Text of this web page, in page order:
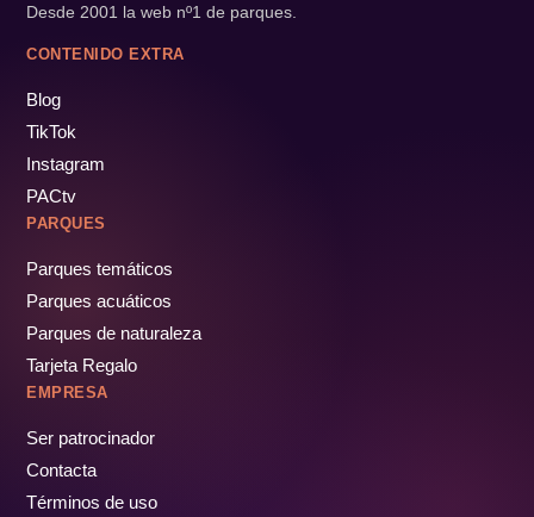
Desde 2001 la web nº1 de parques.
CONTENIDO EXTRA
Blog
TikTok
Instagram
PACtv
PARQUES
Parques temáticos
Parques acuáticos
Parques de naturaleza
Tarjeta Regalo
EMPRESA
Ser patrocinador
Contacta
Términos de uso